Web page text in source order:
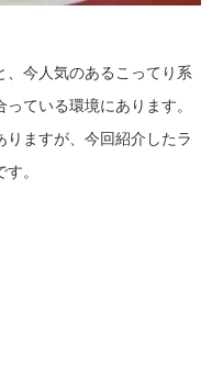
、今人気のあるこってり系
ている環境にあります。
りますが、今回紹介したラ
。